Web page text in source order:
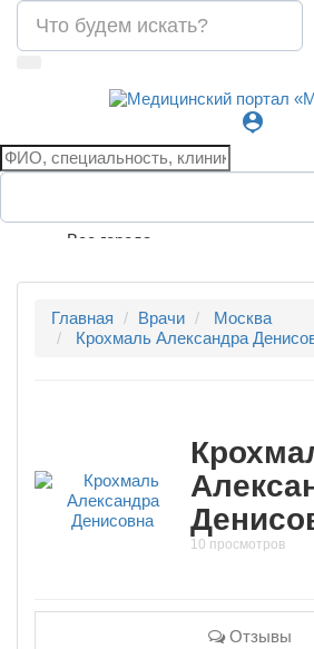
person_pin
Все города
Главная Врачи
Москва
Крохмаль Александра
10 просмотров
Отзывы